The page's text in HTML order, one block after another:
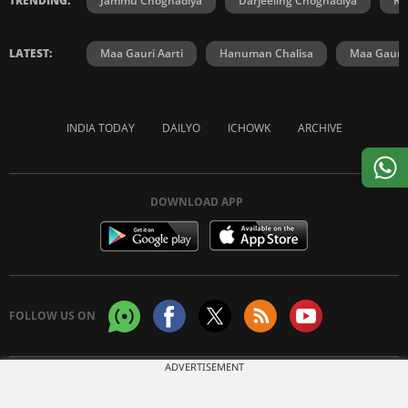
LATEST: Maa Gauri Aarti Hanuman Chalisa Maa Gauri
INDIA TODAY DAILYO ICHOWK ARCHIVE
DOWNLOAD APP
FOLLOW US ON
ADVERTISEMENT